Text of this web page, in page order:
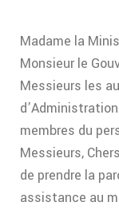
Madame la
Monsieur le
Messieurs les
membres du
Messieurs,
de prendre la
assistance au